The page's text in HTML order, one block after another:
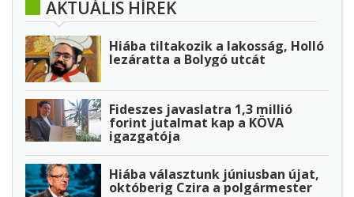
AKTUÁLIS HÍREK
Hiába tiltakozik a lakosság, Holló
lezáratta a Bolygó utcát
Fideszes javaslatra 1,3 millió
forint jutalmat kap a KÖVA
igazgatója
Hiába választunk júniusban újat,
októberig Czira a polgármester